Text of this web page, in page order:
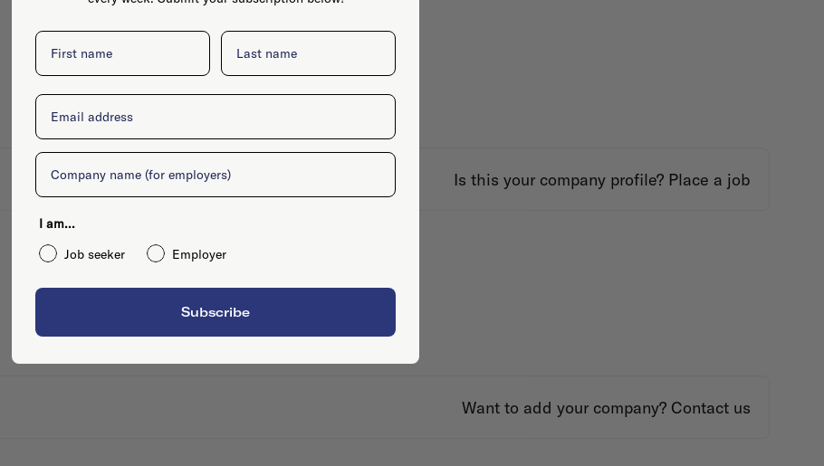
Is this your company profile? Place a job
Want to add your company? Contact us
First name Last name
Email
Company
I am...
Job seeker
Employer
Subscribe